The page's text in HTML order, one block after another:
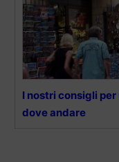
I nostri consigli
dove andare